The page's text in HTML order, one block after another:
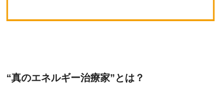
“真のエネルギー治療家”とは？